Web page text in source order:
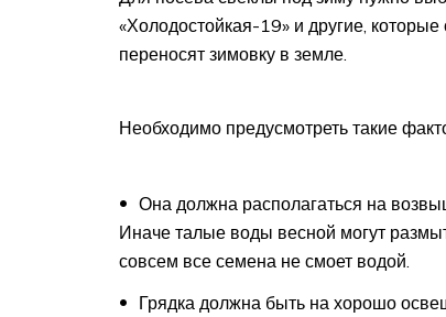
«Холодостойкая-19» и другие,
переносят зимовку в земле.
Необходимо предусмотреть такие
Она должна располагаться на
Иначе талые воды весной могут
совсем все семена не смоет водой.
Грядка должна быть на хорошо